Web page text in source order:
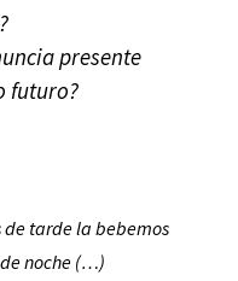
presente
futuro?
tarde la bebemos
noche (…)